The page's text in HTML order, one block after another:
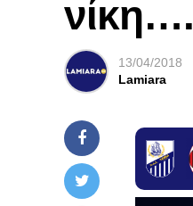
νίκη….
13/04/2018
Lamiara